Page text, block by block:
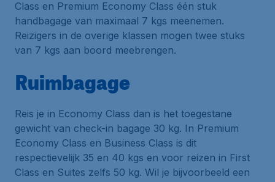
Class en Premium Economy Class één stuk
handbagage van maximaal 7 kgs meenemen.
Reizigers in de overige klassen mogen twee stuks
van 7 kgs aan boord meebrengen.
Ruimbagage
Reis je in Economy Class dan is het toegestane
gewicht van check-in bagage 30 kg. In Premium
Economy Class en Business Class is dit
respectievelijk 35 en 40 kgs en voor reizen in First
Class en Suites zelfs 50 kg. Wil je bijvoorbeeld een